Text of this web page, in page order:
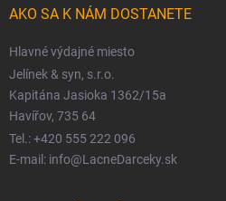
AKO SA K NÁM DOSTANETE
Hlavné výdajné miesto
Jelínek & syn, s.r.o.
Kapitána Jasioka 1362/15a
Havířov, 735 64
Tel.: +420 555 222 096
E-mail: info@LacneDarceky.sk